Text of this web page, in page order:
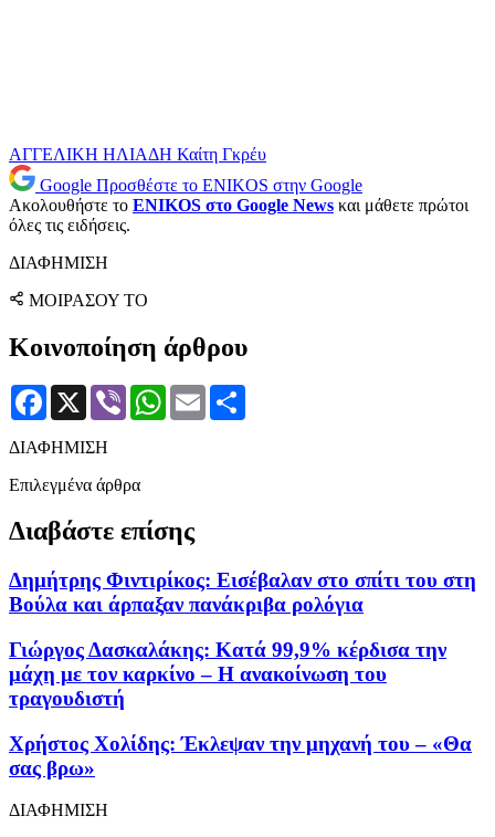
ΑΓΓΕΛΙΚΗ ΗΛΙΑΔΗ Καίτη Γκρέυ
Google Προσθέστε το ENIKOS στην Google
Ακολουθήστε το ENIKOS στο Google News και μάθετε πρώτοι
όλες τις ειδήσεις.
ΔΙΑΦΗΜΙΣΗ
ΜΟΙΡΑΣΟΥ ΤΟ
Κοινοποίηση άρθρου
Facebook
X Viber WhatsApp
Email
ΔΙΑΦΗΜΙΣΗ
Επιλεγμένα άρθρα
Διαβάστε επίσης
Δημήτρης Φιντιρίκος: Εισέβαλαν στο σπίτι του στη
Βούλα και άρπαξαν πανάκριβα ρολόγια
Γιώργος Δασκαλάκης: Κατά 99,9% κέρδισα την
μάχη με τον καρκίνο – Η ανακοίνωση του
τραγουδιστή
Χρήστος Χολίδης: Έκλεψαν την μηχανή του – «Θα
σας βρω»
ΔΙΑΦΗΜΙΣΗ